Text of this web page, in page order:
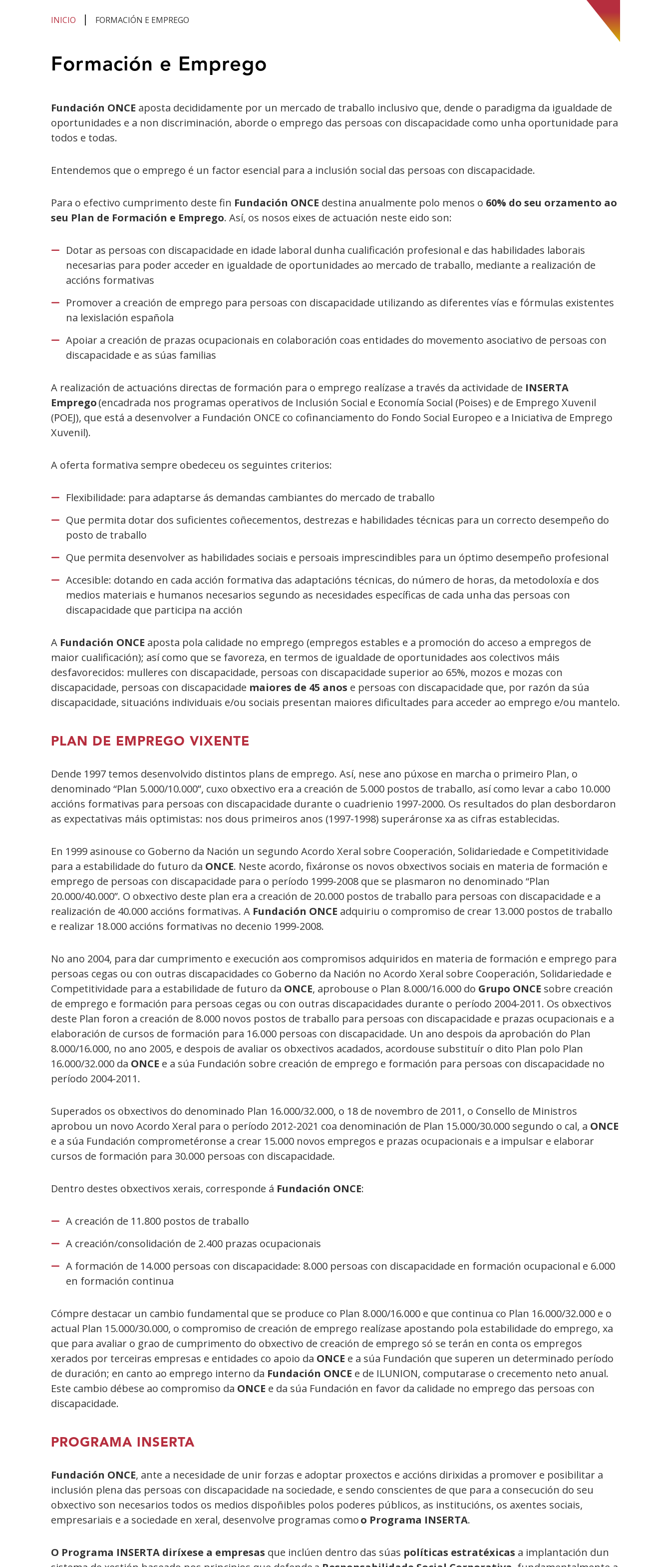
INICIO FORMACIÓN E EMPREGO
Formación e Emprego
Fundación ONCE aposta decididamente por un mercado de traballo inclusivo que, dende o paradigma da igualdade de
oportunidades e a non discriminación, aborde o emprego das persoas con discapacidade como unha oportunidade para
todos e todas.
Entendemos que o emprego é un factor esencial para a inclusión social das persoas con discapacidade.
Para o efectivo cumprimento deste fin Fundación ONCE destina anualmente polo menos o 60% do seu orzamento ao
seu Plan de Formación e Emprego. Así, os nosos eixes de actuación neste eido son:
Dotar as persoas con discapacidade en idade laboral dunha cualificación profesional e das habilidades laborais
necesarias para poder acceder en igualdade de oportunidades ao mercado de traballo, mediante a realización de
accións formativas
Promover a creación de emprego para persoas con discapacidade utilizando as diferentes vías e fórmulas existentes
na lexislación española
Apoiar a creación de prazas ocupacionais en colaboración coas entidades do movemento asociativo de persoas con
discapacidade e as súas familias
A realización de actuacións directas de formación para o emprego realízase a través da actividade de INSERTA
Emprego(encadrada nos programas operativos de Inclusión Social e Economía Social (Poises) e de Emprego Xuvenil
(POEJ), que está a desenvolver a Fundación ONCE co cofinanciamento do Fondo Social Europeo e a Iniciativa de Emprego
Xuvenil).
A oferta formativa sempre obedeceu os seguintes criterios:
Flexibilidade: para adaptarse ás demandas cambiantes do mercado de traballo
Que permita dotar dos suficientes coñecementos, destrezas e habilidades técnicas para un correcto desempeño do
posto de traballo
Que permita desenvolver as habilidades sociais e persoais imprescindibles para un óptimo desempeño profesional
Accesible: dotando en cada acción formativa das adaptacións técnicas, do número de horas, da metodoloxía e dos
medios materiais e humanos necesarios segundo as necesidades específicas de cada unha das persoas con
discapacidade que participa na acción
A Fundación ONCE aposta pola calidade no emprego (empregos estables e a promoción do acceso a empregos de
maior cualificación); así como que se favoreza, en termos de igualdade de oportunidades aos colectivos máis
desfavorecidos: mulleres con discapacidade, persoas con discapacidade superior ao 65%, mozos e mozas con
discapacidade, persoas con discapacidade maiores de 45 anos e persoas con discapacidade que, por razón da súa
discapacidade, situacións individuais e/ou sociais presentan maiores dificultades para acceder ao emprego e/ou mantelo.
PLAN DE EMPREGO VIXENTE
Dende 1997 temos desenvolvido distintos plans de emprego. Así, nese ano púxose en marcha o primeiro Plan, o
denominado “Plan 5.000/10.000”, cuxo obxectivo era a creación de 5.000 postos de traballo, así como levar a cabo 10.000
accións formativas para persoas con discapacidade durante o cuadrienio 1997-2000. Os resultados do plan desbordaron
as expectativas máis optimistas: nos dous primeiros anos (1997-1998) superáronse xa as cifras establecidas.
En 1999 asinouse co Goberno da Nación un segundo Acordo Xeral sobre Cooperación, Solidariedade e Competitividade
para a estabilidade do futuro da ONCE. Neste acordo, fixáronse os novos obxectivos sociais en materia de formación e
emprego de persoas con discapacidade para o período 1999-2008 que se plasmaron no denominado “Plan
20.000/40.000”. O obxectivo deste plan era a creación de 20.000 postos de traballo para persoas con discapacidade e a
realización de 40.000 accións formativas. A Fundación ONCE adquiriu o compromiso de crear 13.000 postos de traballo
e realizar 18.000 accións formativas no decenio 1999-2008.
No ano 2004, para dar cumprimento e execución aos compromisos adquiridos en materia de formación e emprego para
persoas cegas ou con outras discapacidades co Goberno da Nación no Acordo Xeral sobre Cooperación, Solidariedade e
Competitividade para a estabilidade de futuro da ONCE, aprobouse o Plan 8.000/16.000 do Grupo ONCE sobre creación
de emprego e formación para persoas cegas ou con outras discapacidades durante o período 2004-2011. Os obxectivos
deste Plan foron a creación de 8.000 novos postos de traballo para persoas con discapacidade e prazas ocupacionais e a
elaboración de cursos de formación para 16.000 persoas con discapacidade. Un ano despois da aprobación do Plan
8.000/16.000, no ano 2005, e despois de avaliar os obxectivos acadados, acordouse substituír o dito Plan polo Plan
16.000/32.000 da ONCE e a súa Fundación sobre creación de emprego e formación para persoas con discapacidade no
período 2004-2011.
Superados os obxectivos do denominado Plan 16.000/32.000, o 18 de novembro de 2011, o Consello de Ministros
aprobou un novo Acordo Xeral para o período 2012-2021 coa denominación de Plan 15.000/30.000 segundo o cal, a ONCE
e a súa Fundación comprometéronse a crear 15.000 novos empregos e prazas ocupacionais e a impulsar e elaborar
cursos de formación para 30.000 persoas con discapacidade.
Dentro destes obxectivos xerais, corresponde á Fundación ONCE:
A creación de 11.800 postos de traballo
A creación/consolidación de 2.400 prazas ocupacionais
A formación de 14.000 persoas con discapacidade: 8.000 persoas con discapacidade en formación ocupacional e 6.000
en formación continua
Cómpre destacar un cambio fundamental que se produce co Plan 8.000/16.000 e que continua co Plan 16.000/32.000 e o
actual Plan 15.000/30.000, o compromiso de creación de emprego realízase apostando pola estabilidade do emprego, xa
que para avaliar o grao de cumprimento do obxectivo de creación de emprego só se terán en conta os empregos
xerados por terceiras empresas e entidades co apoio da ONCE e a súa Fundación que superen un determinado período
de duración; en canto ao emprego interno da Fundación ONCE e de ILUNION, computarase o crecemento neto anual.
Este cambio débese ao compromiso da ONCE e da súa Fundación en favor da calidade no emprego das persoas con
discapacidade.
PROGRAMA INSERTA
Fundación ONCE, ante a necesidade de unir forzas e adoptar proxectos e accións dirixidas a promover e posibilitar a
inclusión plena das persoas con discapacidade na sociedade, e sendo conscientes de que para a consecución do seu
obxectivo son necesarios todos os medios dispoñibles polos poderes públicos, as institucións, os axentes sociais,
empresariais e a sociedade en xeral, desenvolve programas comoo Programa INSERTA.
O Programa INSERTA diríxese a empresas que inclúen dentro das súas políticas estratéxicas a implantación dun